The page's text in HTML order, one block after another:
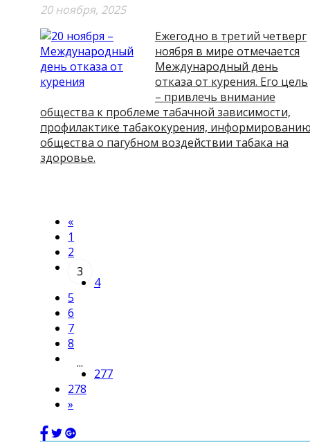
20 ноября, 2025
Ежегодно в третий четверг
ноября в мире отмечается
Международный день
отказа от курения. Его цель
– привлечь внимание
общества к проблеме табачной зависимости,
профилактике табакокурения,
общества о пагубном воздействии табака на
здоровье.
«
1
2
3
4
5
6
7
8
...
277
278
»